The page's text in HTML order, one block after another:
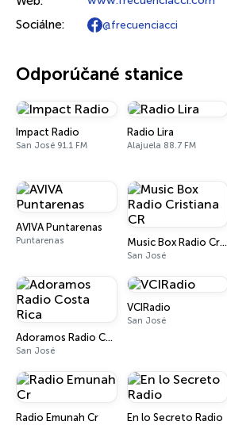
Sociálne: @frecuenciacci
Odporúčané stanice
Impact Radio
San José 91.1 FM
Radio Lira
Alajuela 88.7 FM
AVIVA Puntarenas
Puntarenas Music Box Radio Cristiana CR
San José
Adoramos Radio Costa Rica
San José
VCIRadio
San José
Radio Emunah Cr En lo Secreto Radio